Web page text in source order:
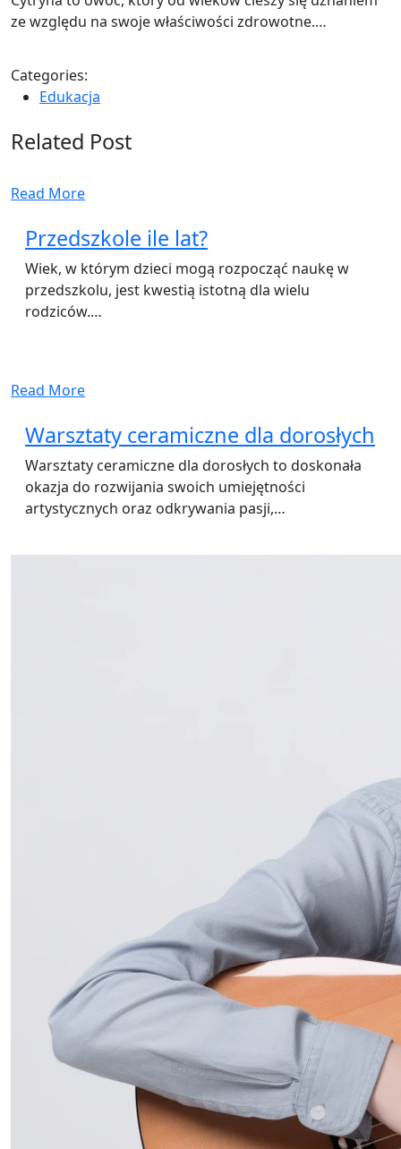
ze względu na swoje właściwości zdrowotne.…
Categories:
Edukacja
Related Post
Read More
Przedszkole ile lat?
Wiek, w którym dzieci mogą rozpocząć naukę w
przedszkolu, jest kwestią istotną dla wielu
rodziców.…
Read More
Warsztaty ceramiczne dla dorosłych
Warsztaty ceramiczne dla dorosłych to doskonała
okazja do rozwijania swoich umiejętności
artystycznych oraz odkrywania pasji,…